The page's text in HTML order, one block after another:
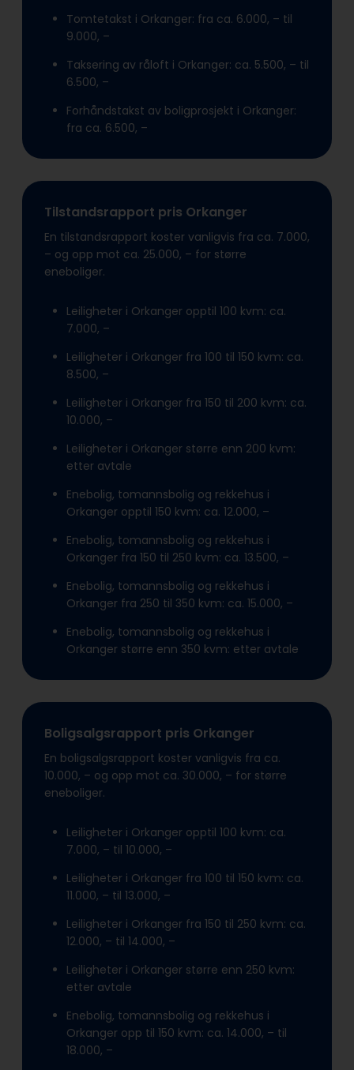
Tomtetakst i Orkanger: fra ca. 6.000, – til
9.000, –
Taksering av råloft i Orkanger: ca. 5.500, – til
6.500, –
Forhåndstakst av boligprosjekt i Orkanger:
fra ca. 6.500, –
Tilstandsrapport pris Orkanger
En tilstandsrapport koster vanligvis fra ca. 7.000,
– og opp mot ca. 25.000, – for større
eneboliger.
Leiligheter i Orkanger opptil 100 kvm: ca.
7.000, –
Leiligheter i Orkanger fra 100 til 150 kvm: ca.
8.500, –
Leiligheter i Orkanger fra 150 til 200 kvm: ca.
10.000, –
Leiligheter i Orkanger større enn 200 kvm:
etter avtale
Enebolig, tomannsbolig og rekkehus i
Orkanger opptil 150 kvm: ca. 12.000, –
Enebolig, tomannsbolig og rekkehus i
Orkanger fra 150 til 250 kvm: ca. 13.500, –
Enebolig, tomannsbolig og rekkehus i
Orkanger fra 250 til 350 kvm: ca. 15.000, –
Enebolig, tomannsbolig og rekkehus i
Orkanger større enn 350 kvm: etter avtale
Boligsalgsrapport pris Orkanger
En boligsalgsrapport koster vanligvis fra ca.
10.000, – og opp mot ca. 30.000, – for større
eneboliger.
Leiligheter i Orkanger opptil 100 kvm: ca.
7.000, – til 10.000, –
Leiligheter i Orkanger fra 100 til 150 kvm: ca.
11.000, – til 13.000, –
Leiligheter i Orkanger fra 150 til 250 kvm: ca.
12.000, – til 14.000, –
Leiligheter i Orkanger større enn 250 kvm:
etter avtale
Enebolig, tomannsbolig og rekkehus i
Orkanger opp til 150 kvm: ca. 14.000, – til
18.000, –